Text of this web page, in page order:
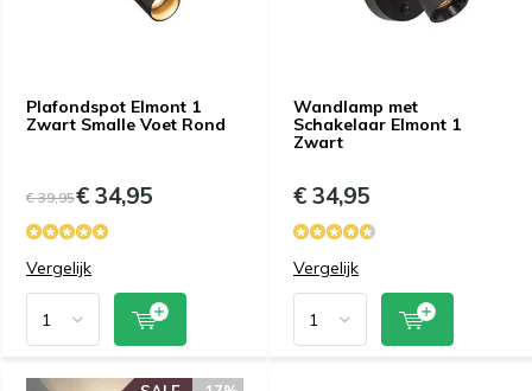
Plafondspot Elmont 1
Zwart Smalle Voet Rond
€ 39,95€ 34,95
Vergelijk
Wandlamp met
Schakelaar Elmont 1
Zwart
€ 34,95
Vergelijk